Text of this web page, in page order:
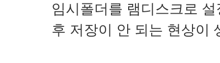
임시폴더를 램디스크로
후 저장이 안 되는 현상이